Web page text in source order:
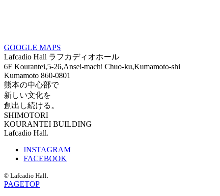
GOOGLE MAPS
Lafcadio Hall ラフカディオホール
6F Kourantei,5-26,Ansei-machi Chuo-ku,Kumamoto-shi
Kumamoto 860-0801
熊本の中心部で
新しい文化を
創出し続ける。
SHIMOTORI
KOURANTEI BUILDING
Lafcadio Hall.
INSTAGRAM
FACEBOOK
© Lafcadio Hall.
PAGETOP